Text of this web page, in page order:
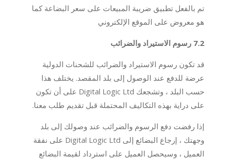
تم بالفعل تطبيق ضريبة المبيعات على سعر البضاعة كما
هو معروض على الموقع الإلكتروني
7.2 رسوم الاستيراد والضرائب
قد تكون رسوم الاستيراد والضرائب للشحنات الدولية
عرضة للدفع عند الوصول إلى بلد المقصد. يختلف هذا
حسب البلد ، وتشجعك Digital Logic Ltd على أن تكون
على دراية بهذه التكاليف المحتملة قبل تقديم طلب معنا.
إذا رفضت دفع الرسوم والضرائب عند وصولك إلى بلد
وجهتك ، إرجاع البضائع إلى Digital Logic Ltd على نفقة
العميل ، وسيحصل العميل على استرداد لقيمة البضائع